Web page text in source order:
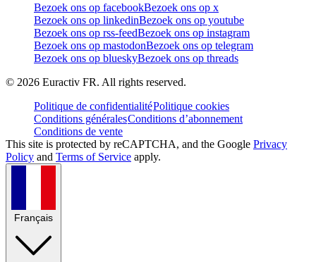
Bezoek ons op facebookBezoek ons op x
Bezoek ons op linkedinBezoek ons op youtube
Bezoek ons op rss-feedBezoek ons op instagram
Bezoek ons op mastodonBezoek ons op telegram
Bezoek ons op blueskyBezoek ons op threads
© 2026 Euractiv FR. All rights reserved.
Politique de confidentialitéPolitique cookies
Conditions généralesConditions d’abonnement
Conditions de vente
This site is protected by reCAPTCHA, and the Google Privacy
Policy and Terms of Service apply.
Français